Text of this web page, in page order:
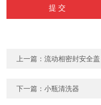
上一篇：流动相密封安全盖
下一篇：小瓶清洗器